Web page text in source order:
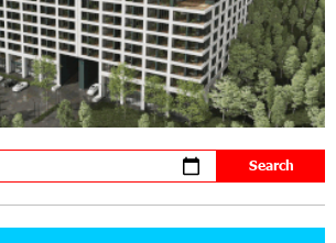
23-07-2026
recipients of the “Armenian
Program participated in the Järvi
Festival in Estonia, representing
stage